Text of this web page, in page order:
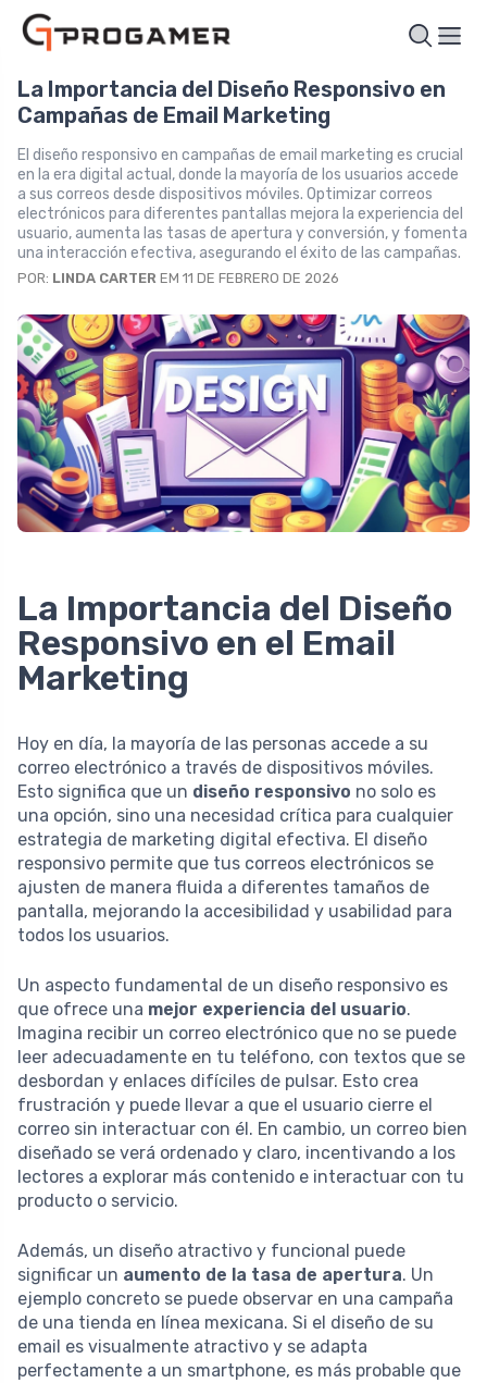
La Importancia del Diseño Responsivo en
Campañas de Email Marketing
El diseño responsivo en campañas de email marketing es crucial
en la era digital actual, donde la mayoría de los usuarios accede
a sus correos desde dispositivos móviles. Optimizar correos
electrónicos para diferentes pantallas mejora la experiencia del
usuario, aumenta las tasas de apertura y conversión, y fomenta
una interacción efectiva, asegurando el éxito de las campañas.
POR: LINDA CARTER EM 11 DE FEBRERO DE 2026
La Importancia del Diseño
Responsivo en el Email
Marketing
Hoy en día, la mayoría de las personas accede a su
correo electrónico a través de dispositivos móviles.
Esto significa que un diseño responsivo no solo es
una opción, sino una necesidad crítica para cualquier
estrategia de marketing digital efectiva. El diseño
responsivo permite que tus correos electrónicos se
ajusten de manera fluida a diferentes tamaños de
pantalla, mejorando la accesibilidad y usabilidad para
todos los usuarios.
Un aspecto fundamental de un diseño responsivo es
que ofrece una mejor experiencia del usuario.
Imagina recibir un correo electrónico que no se puede
leer adecuadamente en tu teléfono, con textos que se
desbordan y enlaces difíciles de pulsar. Esto crea
frustración y puede llevar a que el usuario cierre el
correo sin interactuar con él. En cambio, un correo bien
diseñado se verá ordenado y claro, incentivando a los
lectores a explorar más contenido e interactuar con tu
producto o servicio.
Además, un diseño atractivo y funcional puede
significar un aumento de la tasa de apertura. Un
ejemplo concreto se puede observar en una campaña
de una tienda en línea mexicana. Si el diseño de su
email es visualmente atractivo y se adapta
perfectamente a un smartphone, es más probable que